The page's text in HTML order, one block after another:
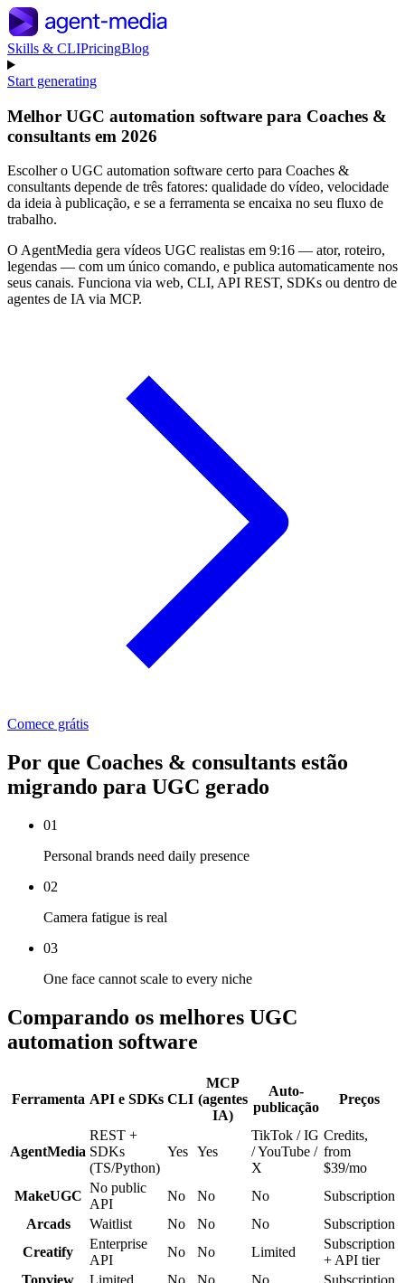
Skills & CLIPricingBlog
Start generating
Melhor UGC automation software para Coaches &
consultants em 2026
Escolher o UGC automation software certo para Coaches &
consultants depende de três fatores: qualidade do vídeo, velocidade
da ideia à publicação, e se a ferramenta se encaixa no seu fluxo de
trabalho.
O AgentMedia gera vídeos UGC realistas em 9:16 — ator, roteiro,
legendas — com um único comando, e publica automaticamente nos
seus canais. Funciona via web, CLI, API REST, SDKs ou dentro de
agentes de IA via MCP.
Comece grátis
Por que Coaches & consultants estão
migrando para UGC gerado
01
Personal brands need daily presence
02
Camera fatigue is real
03
One face cannot scale to every niche
Comparando os melhores UGC
automation software
Ferramenta API e SDKs CLI
MCP
(agentes
IA)
Auto-
publicação
Preços
AgentMedia
REST +
SDKs
(TS/Python)
Yes Yes
TikTok / IG
/ YouTube /
X
Credits,
from
$39/mo
MakeUGC
No public
API
No No No
Subscription
Arcads
Waitlist No No No
Subscription
Creatify
Enterprise
API
No No Limited
Subscription
+ API tier
Topview
Limited No No No Subscription